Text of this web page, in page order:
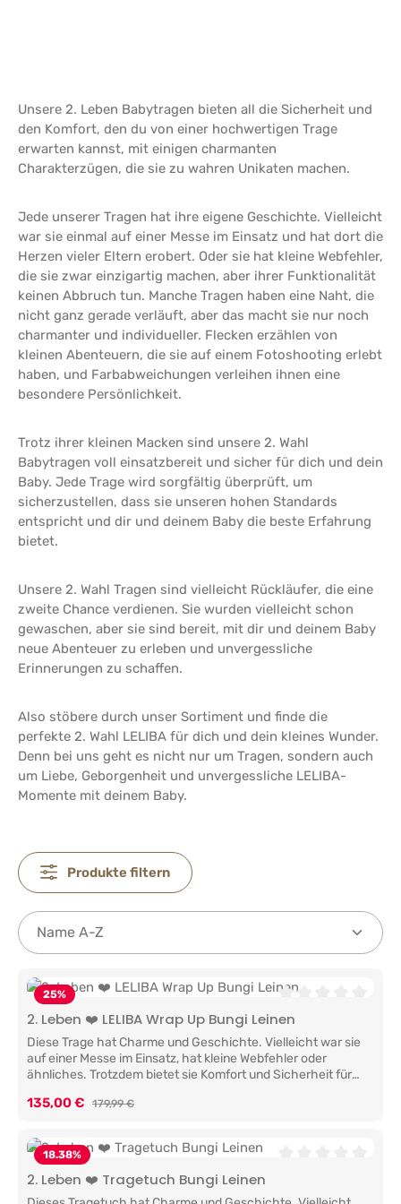
Unsere 2. Leben Babytragen bieten all die Sicherheit und
den Komfort, den du von einer hochwertigen Trage
erwarten kannst, mit einigen charmanten
Charakterzügen, die sie zu wahren Unikaten machen.
Jede unserer Tragen hat ihre eigene Geschichte. Vielleicht
war sie einmal auf einer Messe im Einsatz und hat dort die
Herzen vieler Eltern erobert. Oder sie hat kleine Webfehler,
die sie zwar einzigartig machen, aber ihrer Funktionalität
keinen Abbruch tun. Manche Tragen haben eine Naht, die
nicht ganz gerade verläuft, aber das macht sie nur noch
charmanter und individueller. Flecken erzählen von
kleinen Abenteuern, die sie auf einem Fotoshooting erlebt
haben, und Farbabweichungen verleihen ihnen eine
besondere Persönlichkeit.
Trotz ihrer kleinen Macken sind unsere 2. Wahl
Babytragen voll einsatzbereit und sicher für dich und dein
Baby. Jede Trage wird sorgfältig überprüft, um
sicherzustellen, dass sie unseren hohen Standards
entspricht und dir und deinem Baby die beste Erfahrung
bietet.
Unsere 2. Wahl Tragen sind vielleicht Rückläufer, die eine
zweite Chance verdienen. Sie wurden vielleicht schon
gewaschen, aber sie sind bereit, mit dir und deinem Baby
neue Abenteuer zu erleben und unvergessliche
Erinnerungen zu schaffen.
Also stöbere durch unser Sortiment und finde die
perfekte 2. Wahl LELIBA für dich und dein kleines Wunder.
Denn bei uns geht es nicht nur um Tragen, sondern auch
um Liebe, Geborgenheit und unvergessliche LELIBA-
Momente mit deinem Baby.
Produkte filtern
25%
Durchschnittliche
2. Leben ❤️ LELIBA Wrap Up Bungi Leinen
Diese Trage hat Charme und Geschichte. Vielleicht war sie
auf einer Messe im Einsatz, hat kleine Webfehler oder
ähnliches. Trotzdem bietet sie Komfort und Sicherheit für
große Leichtigkeit: Die LELIBA Wrap Up für bequemes Tragen
allem geliefert, was du benötigst: eine Wrap Up inklusive
Kopfstütze, 4 herausnehmbaren Polstern und einer leicht
verständlichen Anleitung, um dir den Einstieg zu erleichtern,
viel Liebe und natürlich auch immer gerne mit Unterstützung
Verkaufspreis:
135,00 € Regulärer Preis:
179,99 €
18.38%
2. Leben ❤️ Tragetuch Bungi Leinen